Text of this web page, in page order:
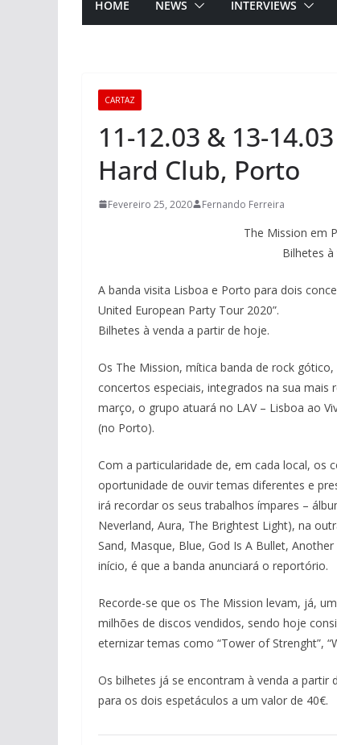
HOME NEWS INTERVIEWS
CARTAZ
11-12.03 & 13-
Hard Club, Porto
Fevereiro 25, 2020 Fernando Ferreira
The Mission em
Bilhetes à
A banda visita Lisboa e Porto para dois
United European Party Tour 2020”.
Bilhetes à venda a partir de hoje.
Os The Mission, mítica banda de rock
concertos especiais, integrados na sua mais
março, o grupo atuará no LAV – Lisboa ao
(no Porto).
Com a particularidade de, em cada local, os
oportunidade de ouvir temas diferentes e
irá recordar os seus trabalhos ímpares –
Neverland, Aura, The Brightest Light), na
Sand, Masque, Blue, God Is A Bullet,
início, é que a banda anunciará o reportório.
Recorde-se que os The Mission levam, já,
milhões de discos vendidos, sendo hoje
eternizar temas como “Tower of Strenght”,
Os bilhetes já se encontram à venda a partir
para os dois espetáculos a um valor de 40€.